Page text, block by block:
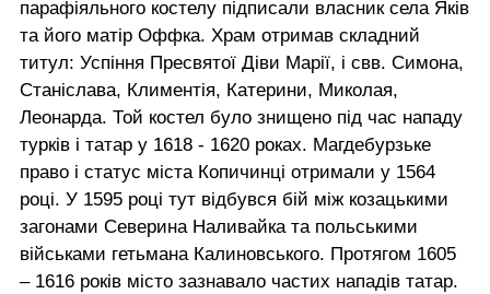
парафіяльного костелу підписали власник села Яків
та його матір Оффка. Храм отримав складний
титул: Успіння Пресвятої Діви Марії, і свв. Симона,
Станіслава, Климентія, Катерини, Миколая,
Леонарда. Той костел було знищено під час нападу
турків і татар у 1618 - 1620 роках. Магдебурзьке
право і статус міста Копичинці отримали у 1564
році. У 1595 році тут відбувся бій між козацькими
загонами Северина Наливайка та польськими
військами гетьмана Калиновського. Протягом 1605
– 1616 років місто зазнавало частих нападів татар.